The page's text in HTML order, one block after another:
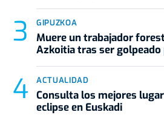
GIPUZKOA
Muere un trabajador
Azkoitia tras ser
ACTUALIDAD
Consulta los mejores
eclipse en Euskadi